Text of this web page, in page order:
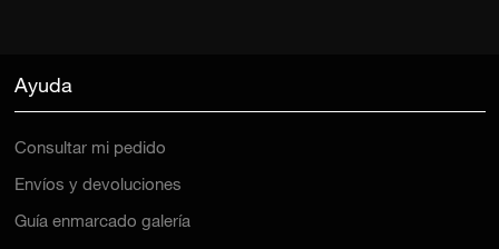
Ayuda
Consultar mi pedido
Envíos y devoluciones
Guía enmarcado galería